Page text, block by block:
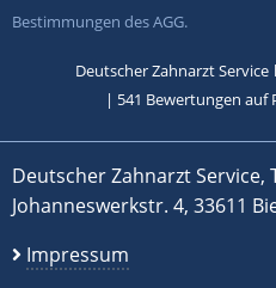
Bestimmungen des AGG.
Deutscher Zahnarzt Service
| 541 Bewertungen auf
Deutscher Zahnarzt Service,
Johanneswerkstr. 4, 33611
Impressum